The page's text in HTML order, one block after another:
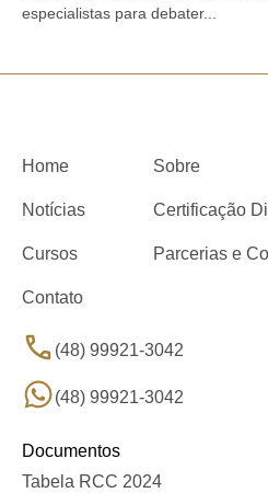
especialistas para debater...
Home Sobre
Notícias Certificação
Cursos Parcerias e
Contato
(48) 99921-3042
(48) 99921-3042
Documentos
Tabela RCC 2024